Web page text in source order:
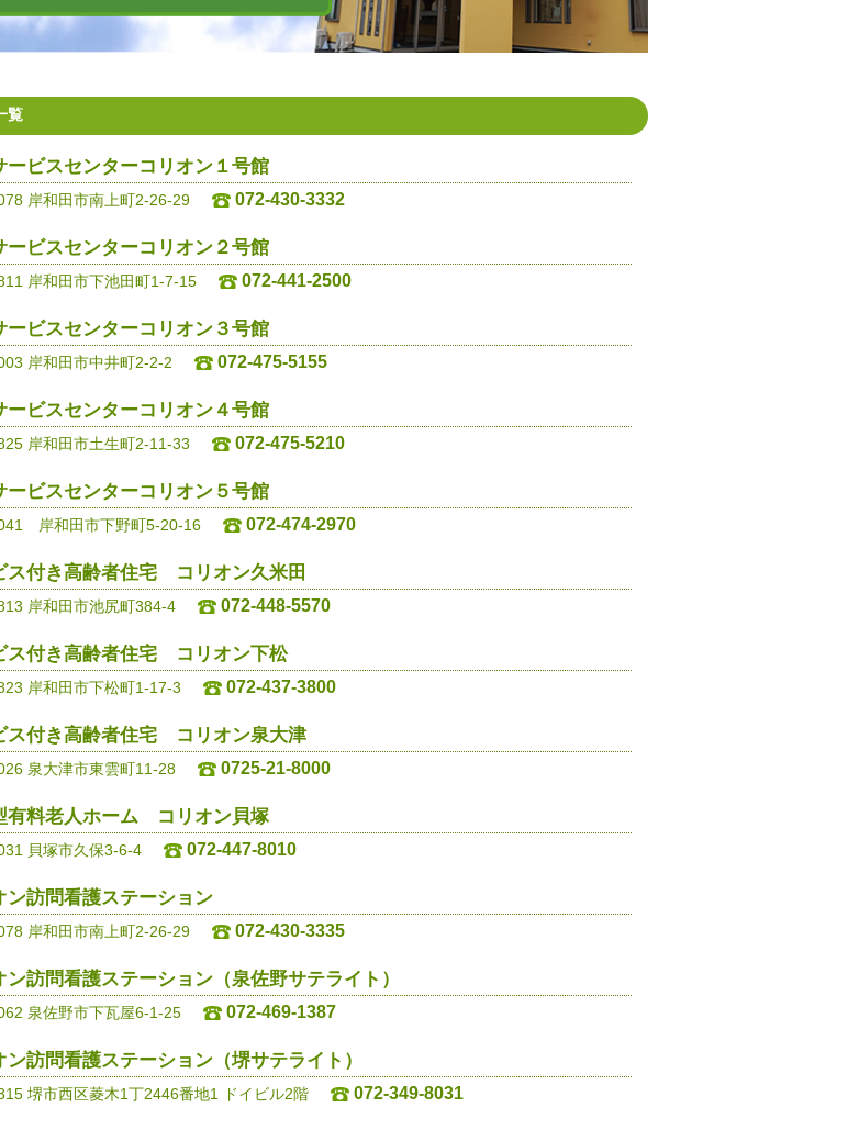
覧
ービスセンターコリオン１号館
岸和田市南上町2-26-29 072-430-3332
ービスセンターコリオン２号館
岸和田市下池田町1-7-15 072-441-2500
ービスセンターコリオン３号館
岸和田市中井町2-2-2 072-475-5155
ービスセンターコリオン４号館
岸和田市土生町2-11-33 072-475-5210
ービスセンターコリオン５号館
岸和田市下野町5-20-16 072-474-2970
ス付き高齢者住宅 コリオン久米田
岸和田市池尻町384-4 072-448-5570
ス付き高齢者住宅 コリオン下松
岸和田市下松町1-17-3 072-437-3800
ス付き高齢者住宅 コリオン泉大津
泉大津市東雲町11-28 0725-21-8000
有料老人ホーム コリオン貝塚
貝塚市久保3-6-4 072-447-8010
ン訪問看護ステーション
岸和田市南上町2-26-29 072-430-3335
ン訪問看護ステーション（泉佐野サテライト）
泉佐野市下瓦屋6-1-25 072-469-1387
ン訪問看護ステーション（堺サテライト）
堺市西区菱木1丁2446番地1 ドイビル2階 072-349-8031